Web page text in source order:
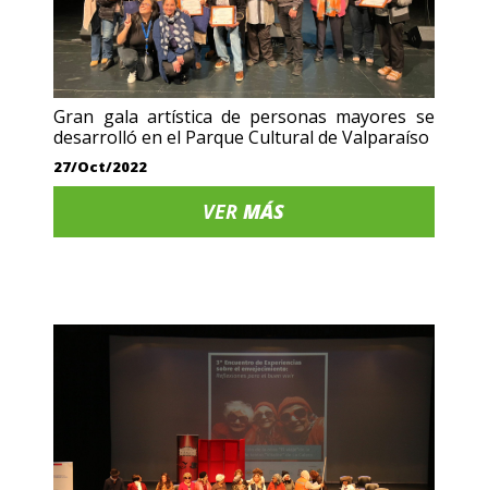
Gran gala artística de personas mayores se
desarrolló en el Parque Cultural de Valparaíso
27/Oct/2022
VERMÁS